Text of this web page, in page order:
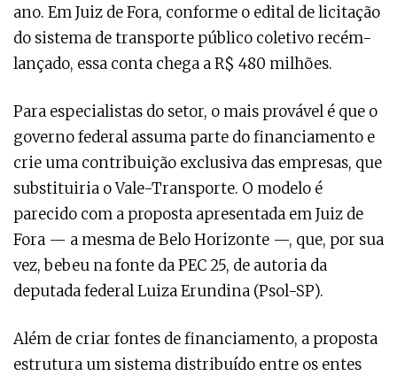
ano. Em Juiz de Fora, conforme o edital de licitação
do sistema de transporte público coletivo recém-
lançado, essa conta chega a R$ 480 milhões.
Para especialistas do setor, o mais provável é que o
governo federal assuma parte do financiamento e
crie uma contribuição exclusiva das empresas, que
substituiria o Vale-Transporte. O modelo é
parecido com a proposta apresentada em Juiz de
Fora — a mesma de Belo Horizonte —, que, por sua
vez, bebeu na fonte da PEC 25, de autoria da
deputada federal Luiza Erundina (Psol-SP).
Além de criar fontes de financiamento, a proposta
estrutura um sistema distribuído entre os entes